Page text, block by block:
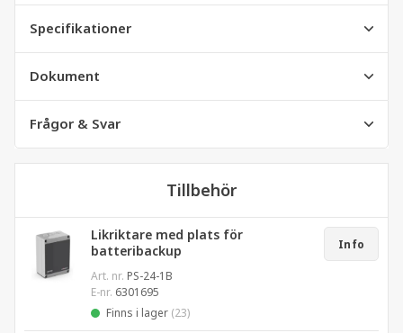
Specifikationer
Dokument
Frågor & Svar
Tillbehör
Likriktare med plats för
batteribackup
Art. nr. PS-24-1B
E-nr. 6301695
Finns i lager (23)
Info